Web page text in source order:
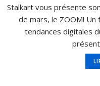
Stalkart vous présente
de mars, le ZOOM!
tendances digitales